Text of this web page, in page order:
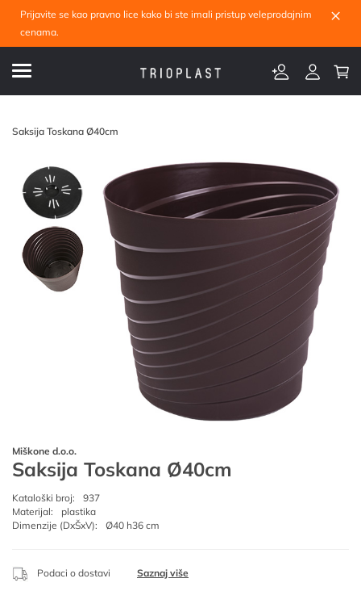
Prijavite se kao pravno lice kako bi ste imali pristup veleprodajnim
cenama.
×
Saksija Toskana Ø40cm
Miškone d.o.o.
Saksija Toskana Ø40cm
Kataloški broj:
937
Materijal:
plastika
Dimenzije (DxŠxV):
Ø40 h36 cm
Podaci o dostavi Saznaj više